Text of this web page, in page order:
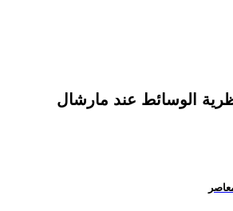
الوسائط عند مارشال